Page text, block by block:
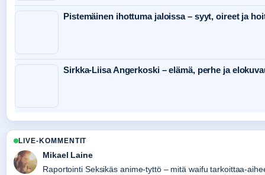
Pistemäinen ihottuma jaloissa – syyt, oireet ja
Sirkka-Liisa Angerkoski – elämä, perhe ja
LIVE-KOMMENTIT
Mikael Laine
Raportointi Seksikäs anime-tyttö – mitä waifu tarkoittaa-